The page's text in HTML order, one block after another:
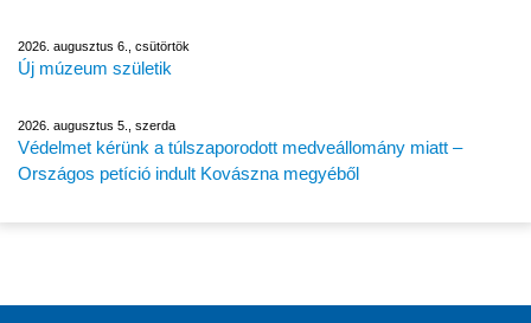
2026. augusztus 6., csütörtök
Új múzeum születik
2026. augusztus 5., szerda
Védelmet kérünk a túlszaporodott medveállomány miatt –
Országos petíció indult Kovászna megyéből